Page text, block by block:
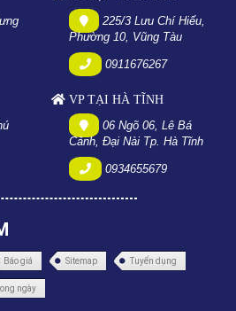
225/3 Lưu Chí Hiếu,
Phường 10, Vũng Tàu
0911676267
VP TẠI HÀ TĨNH
06 Ngõ 06, Lê Bá
Cảnh, Đại Nài Tp. Hà Tĩnh
0934655679
Báo giá Sitemap Tuyển dụng
ngày